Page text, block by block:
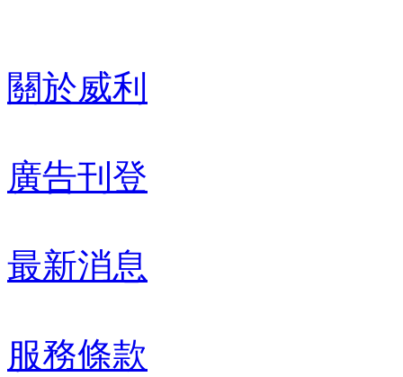
關於威利
廣告刊登
最新消息
服務條款